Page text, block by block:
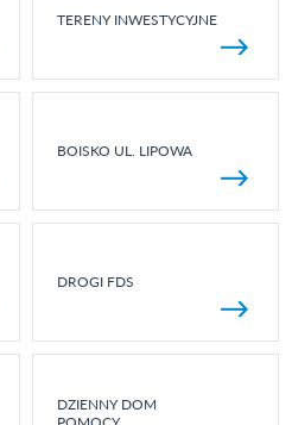
TERENY INWESTYCYJNE
BOISKO UL. LIPOWA
DROGI FDS
DZIENNY DOM